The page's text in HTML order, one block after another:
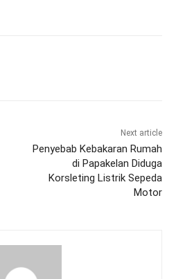
Next article
Penyebab Kebakaran Rumah
di Papakelan Diduga
Korsleting Listrik Sepeda
Motor